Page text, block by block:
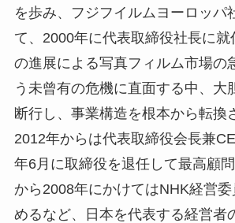
を歩み、フジフイルムヨーロッパ
て、2000年に代表取締役社長に
の進展による写真フィルム市場の
う未曾有の危機に直面する中、大
断行し、事業構造を根本から転換
2012年からは代表取締役会長兼
年6月に取締役を退任して最高顧
から2008年にかけてはNHK経営
めるなど、日本を代表する経営者